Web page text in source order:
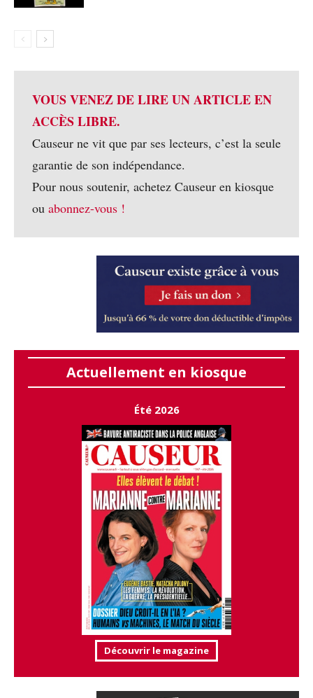
VOUS VENEZ DE LIRE UN ARTICLE EN
ACCÈS LIBRE.
Causeur ne vit que par ses lecteurs, c’est la seule
garantie de son indépendance.
Pour nous soutenir, achetez Causeur en kiosque
ou abonnez-vous !
Actuellement en kiosque
Été 2026
Découvrir le magazine